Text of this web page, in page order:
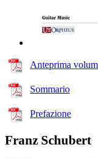
Anteprima
Sommario
Prefazione
Franz Schubert